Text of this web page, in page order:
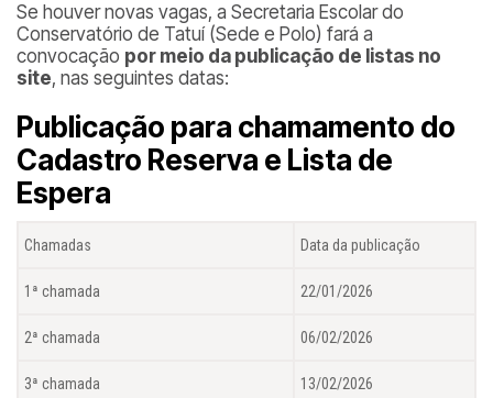
Se houver novas vagas, a Secretaria Escolar do
Conservatório de Tatuí (Sede e Polo) fará a
convocação por meio da publicação de listas no
site, nas seguintes datas:
Publicação para chamamento do
Cadastro Reserva e Lista de
Espera
Chamadas Data da publicação
1ª chamada 22/01/2026
2ª chamada 06/02/2026
3ª chamada 13/02/2026